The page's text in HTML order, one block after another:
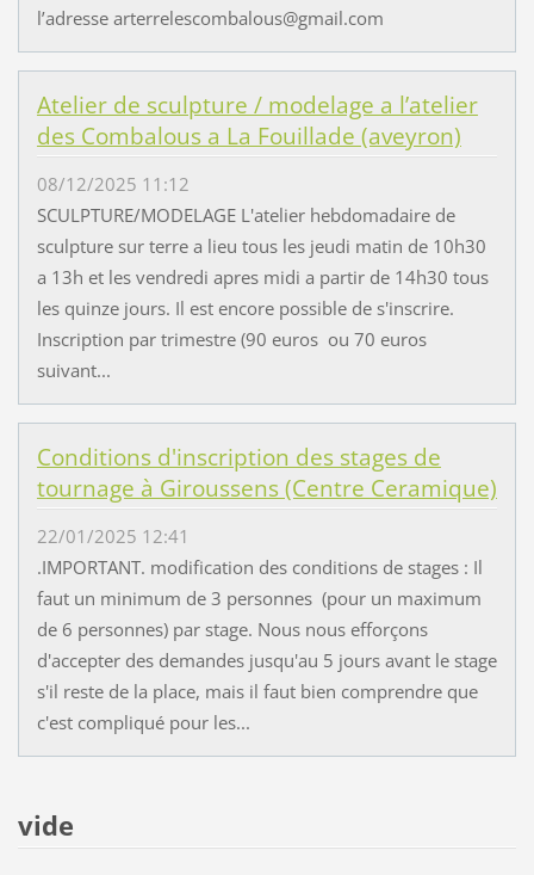
l’adresse arterrelescombalous@gmail.com
Atelier de sculpture / modelage a l’atelier
des Combalous a La Fouillade (aveyron)
08/12/2025 11:12
SCULPTURE/MODELAGE L'atelier hebdomadaire de
sculpture sur terre a lieu tous les jeudi matin de 10h30
a 13h et les vendredi apres midi a partir de 14h30 tous
les quinze jours. Il est encore possible de s'inscrire.
Inscription par trimestre (90 euros ou 70 euros
suivant...
Conditions d'inscription des stages de
tournage à Giroussens (Centre Ceramique)
22/01/2025 12:41
.IMPORTANT. modification des conditions de stages : Il
faut un minimum de 3 personnes (pour un maximum
de 6 personnes) par stage. Nous nous efforçons
d'accepter des demandes jusqu'au 5 jours avant le stage
s'il reste de la place, mais il faut bien comprendre que
c'est compliqué pour les...
vide